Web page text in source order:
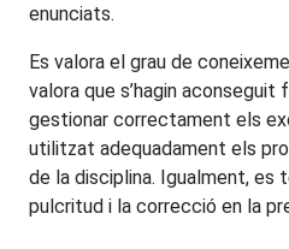
enunciats.
Es valora el grau de
valora que s’hagin aconseguit
gestionar correctament els
utilitzat adequadament els
de la disciplina. Igualment, es
pulcritud i la correcció en la